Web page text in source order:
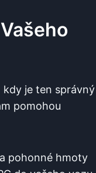
kdy je ten správný
pomohou
pohonné hmoty